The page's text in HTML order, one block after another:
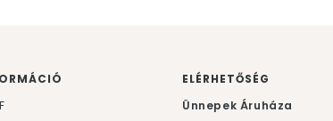
ELÉRHETŐSÉG
Ünnepek Áruháza